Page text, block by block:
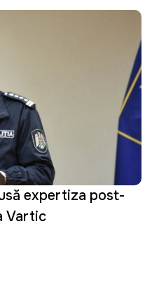
expertiza post-
Vartic